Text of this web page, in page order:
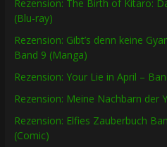
Rezension: The Birth of Kitaro:
(Blu-ray)
Rezension: Gibt’s denn keine
Band 9 (Manga)
Rezension: Your Lie in April –
Rezension: Meine Nachbarn der
Rezension: Elfies Zauberbuch
(Comic)